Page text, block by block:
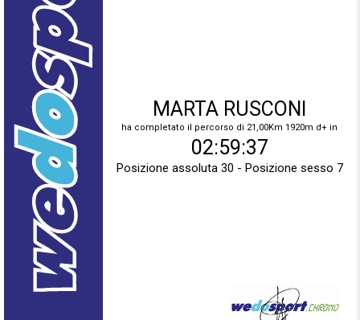
MARTA RUSCONI
ha completato il percorso di 21,00Km 1920m d+ in
Posizione assoluta 30 - Posizione sesso 7
02:59:37